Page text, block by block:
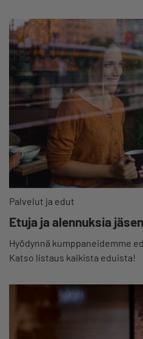
Palvelut ja edut
Etuja ja alennuksia
Hyödynnä kumppaneidemme
Katso listaus kaikista eduista!